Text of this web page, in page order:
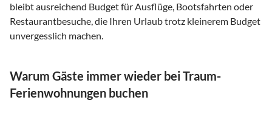
bleibt ausreichend Budget für Ausflüge, Bootsfahrten oder
Restaurantbesuche, die Ihren Urlaub trotz kleinerem Budget
unvergesslich machen.
Warum Gäste immer wieder bei Traum-
Ferienwohnungen buchen